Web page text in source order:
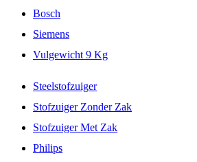
Bosch
Siemens
Vulgewicht 9 Kg
Steelstofzuiger
Stofzuiger Zonder Zak
Stofzuiger Met Zak
Philips